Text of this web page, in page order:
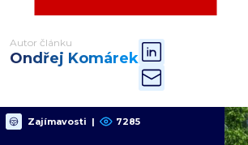
Autor článku
Ondřej Komárek
Zajímavosti | 7285